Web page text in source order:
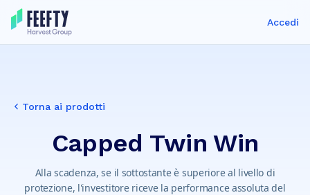
Accedi
Torna ai prodotti
Capped Twin Win
Alla scadenza, se il sottostante è superiore al livello di
protezione, l'investitore riceve la performance assoluta del